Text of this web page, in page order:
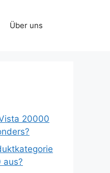
Über uns
20000
aus?